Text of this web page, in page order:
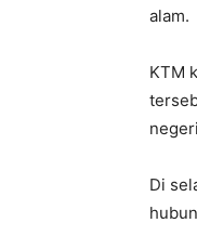
alam.
KTM
Di